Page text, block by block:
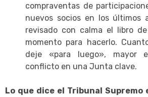
compraventas de
nuevos socios en los últimos
revisado con calma el libro
momento para hacerlo.
deje «para luego», mayor
conflicto en una Junta clave.
Lo que dice el Tribunal Supremo